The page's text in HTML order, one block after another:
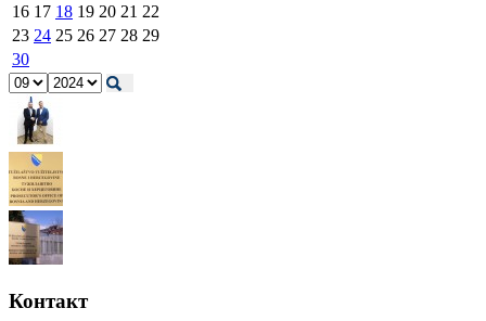
16 17 18 19 20 21 22
23 24 25 26 27 28 29
30
Контакт